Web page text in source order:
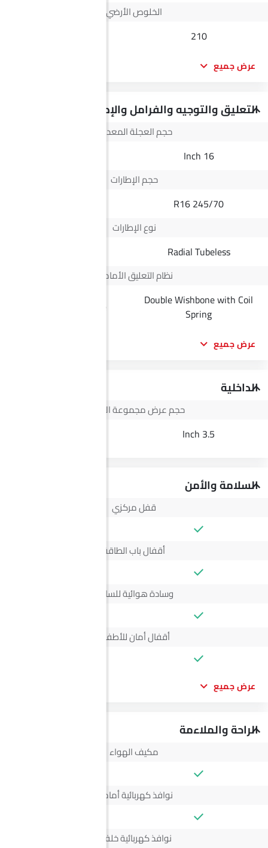
الخلوص الأرضي
210
عرض جميع
التعليق والتوجيه والفرامل والإطارات
حجم العجلة المعدنية
16 Inch
حجم الإطارات
245/70 R16
نوع الإطارات
Radial Tubeless
نظام التعليق الأمامي
Double Wishbone with Coil
Spring
Double-WishBone
عرض جميع
الداخلية
حجم عرض مجموعة الأجهزة
3.5 Inch
السلامة والأمن
قفل مركزي
أقفال باب الطاقة
وسادة هوائية للسائق
أقفال أمان للأطفال
عرض جميع
الراحة والملاءمة
مكيف الهواء
نوافذ كهربائية أمامية
نوافذ كهربائية خلفية